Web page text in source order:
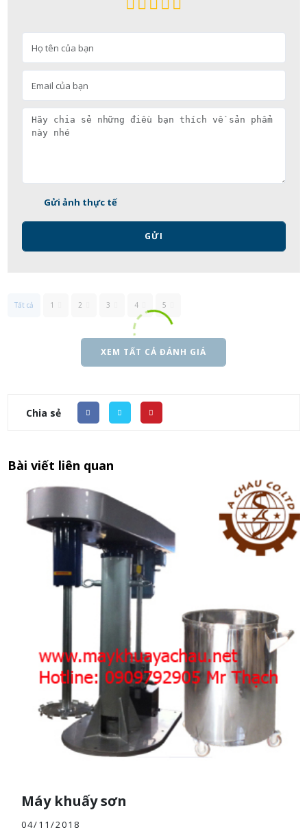
Gửi ảnh thực tế
GỬI
Tất cả 1 2 3 4 5
XEM TẤT CẢ ĐÁNH GIÁ
Chia sẻ
Bài viết liên quan
Máy khuấy sơn
04/11/2018